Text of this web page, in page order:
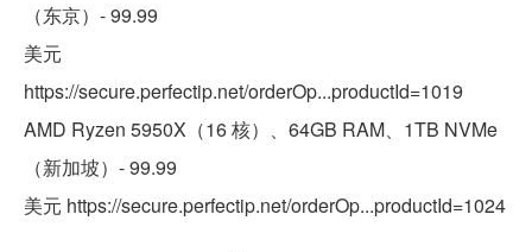
（东京）- 99.99
美元
https://secure.perfectip.net/orderOp...productId=1019
AMD Ryzen 5950X（16 核）、64GB RAM、1TB NVMe
（新加坡）- 99.99
美元 https://secure.perfectip.net/orderOp...productId=1024